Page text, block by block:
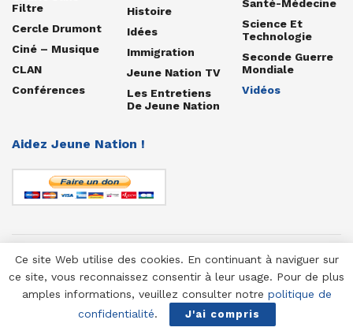
Filtre
Cercle Drumont
Ciné – Musique
CLAN
Conférences
Histoire
Idées
Immigration
Jeune Nation TV
Les Entretiens
De Jeune Nation
Santé-Médecine
Science Et
Technologie
Seconde Guerre
Mondiale
Vidéos
Aidez Jeune Nation !
© 1958-2025 Jeune Nation
Ce site Web utilise des cookies. En continuant à naviguer sur
ce site, vous reconnaissez consentir à leur usage. Pour de plus
amples informations, veuillez consulter notre politique de
confidentialité. J'ai compris